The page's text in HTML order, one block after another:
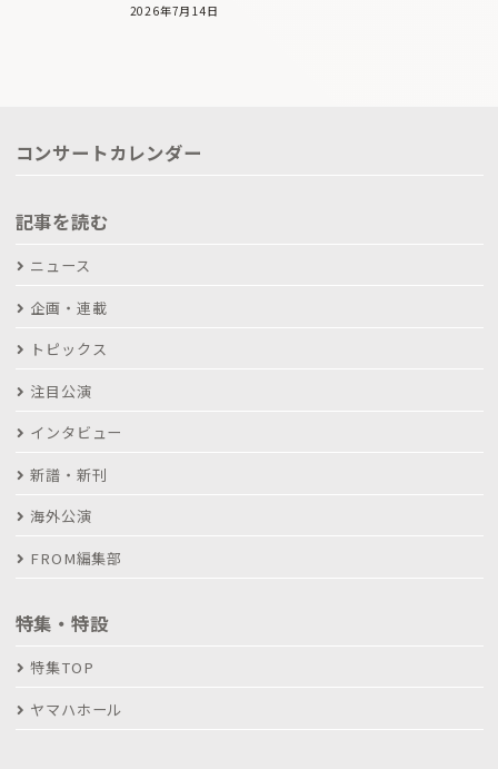
2026年7月14日
コンサートカレンダー
記事を読む
ニュース
企画・連載
トピックス
注目公演
インタビュー
新譜・新刊
海外公演
FROM編集部
特集・特設
特集TOP
ヤマハホール